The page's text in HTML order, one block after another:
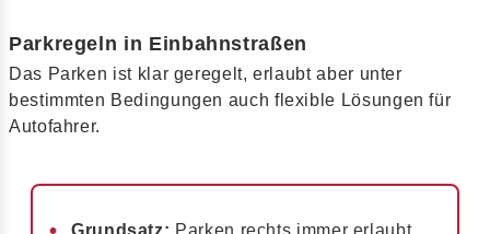
Parkregeln in Einbahnstraßen
Das Parken ist klar geregelt, erlaubt aber unter
bestimmten Bedingungen auch flexible Lösungen für
Autofahrer.